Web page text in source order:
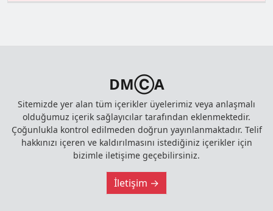
DMⒸA
Sitemizde yer alan tüm içerikler üyelerimiz veya anlaşmalı
olduğumuz içerik sağlayıcılar tarafından eklenmektedir.
Çoğunlukla kontrol edilmeden doğrun yayınlanmaktadır. Telif
hakkınızı içeren ve kaldırılmasını istediğiniz içerikler için
bizimle iletişime geçebilirsiniz.
İletişim →